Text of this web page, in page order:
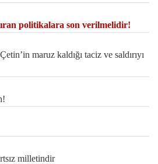
politikalara son verilmelidir!
maruz kaldığı taciz ve saldırıyı
milletindir